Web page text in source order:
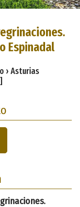
Espinadal
› Asturias